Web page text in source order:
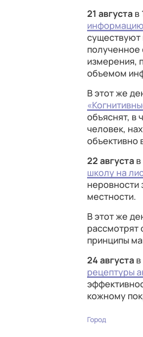
21 августа в
существуют
полученное
измерения,
объемом
В этот же
объяснят, в
человек,
объективно
22 августа
школу на
неровности
местности.
В этот же
рассмотрят
принципы
24 августа
рецептуры
кожному
Город